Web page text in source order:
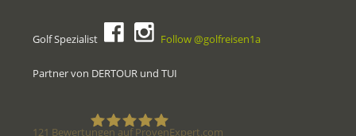
Golf Spezialist Follow @golfreisen1a
Partner von DERTOUR und TUI
121 Bewertungen auf ProvenExpert.com